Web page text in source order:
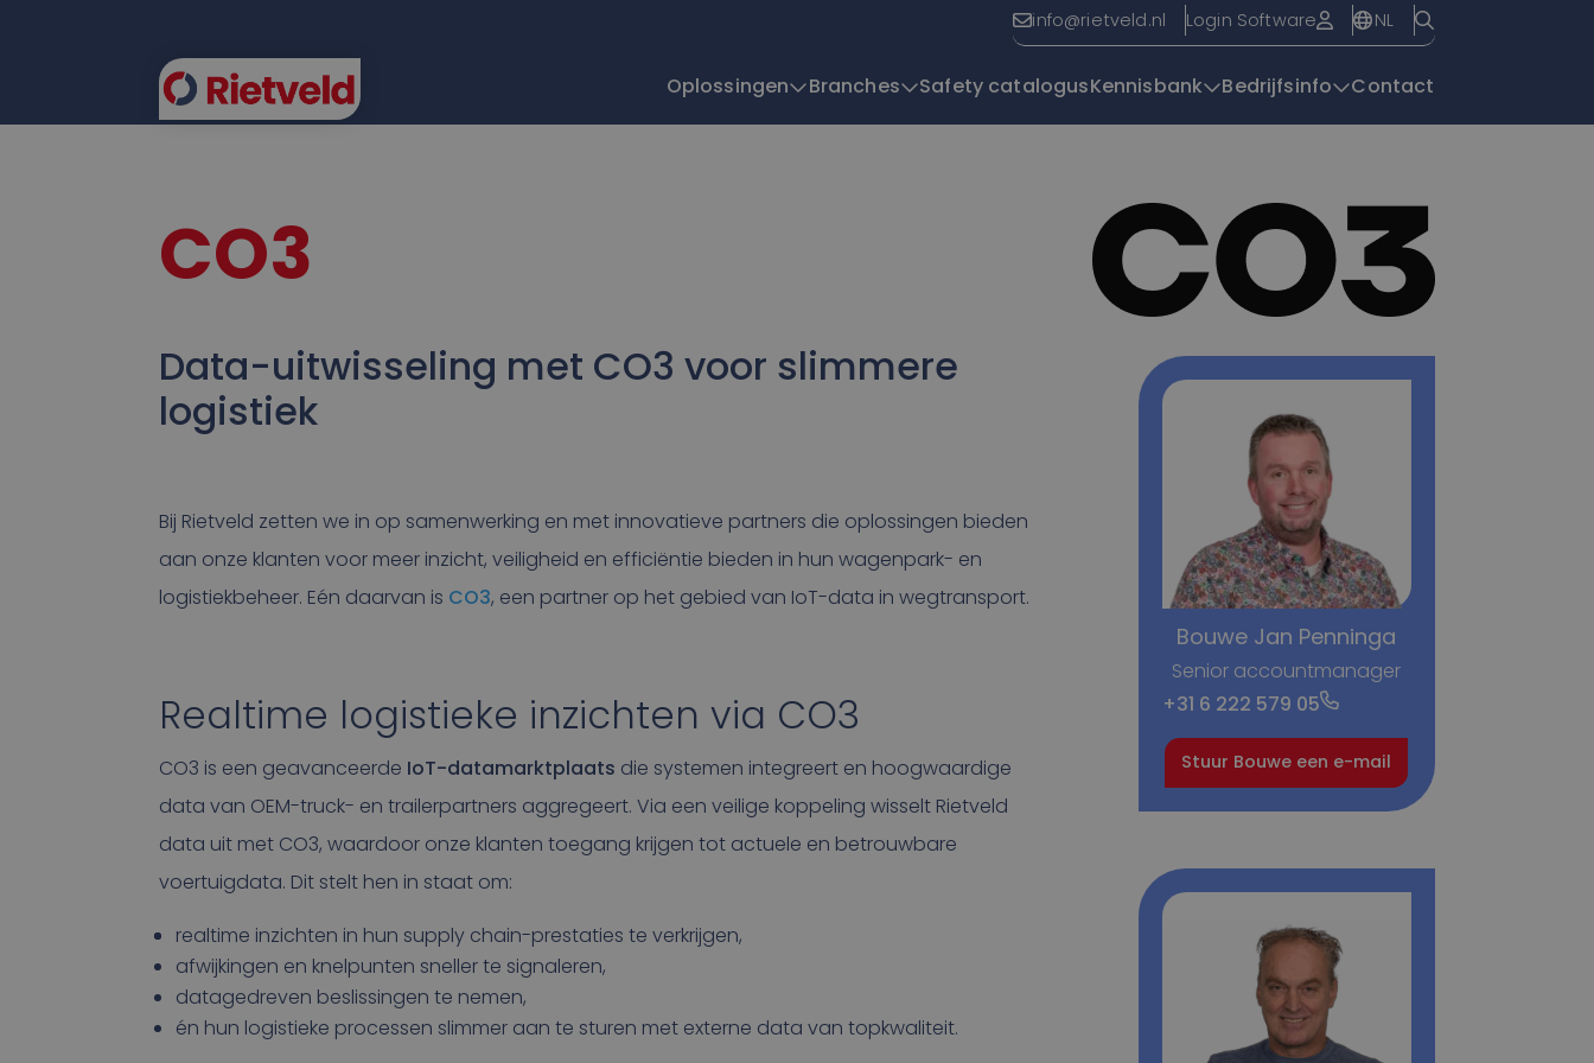
info@rietveld.nl Login Software NL
Oplossingen Branches Safety catalogusKennisbank Bedrijfsinfo Contact
CO3
Data-uitwisseling met CO3 voor slimmere
logistiek
Bij Rietveld zetten we in op samenwerking en met innovatieve partners die oplossingen bieden
aan onze klanten voor meer inzicht, veiligheid en efficiëntie bieden in hun wagenpark- en
logistiekbeheer. Eén daarvan is CO3, een partner op het gebied van IoT-data in wegtransport.
Realtime logistieke inzichten via CO3
CO3 is een geavanceerde IoT-datamarktplaats die systemen integreert en hoogwaardige
data van OEM-truck- en trailerpartners aggregeert. Via een veilige koppeling wisselt Rietveld
data uit met CO3, waardoor onze klanten toegang krijgen tot actuele en betrouwbare
voertuigdata. Dit stelt hen in staat om:
realtime inzichten in hun supply chain-prestaties te verkrijgen,
afwijkingen en knelpunten sneller te signaleren,
datagedreven beslissingen te nemen,
én hun logistieke processen slimmer aan te sturen met externe data van topkwaliteit.
Bouwe Jan Penninga
Senior accountmanager
+31 6 222 579 05
Stuur Bouwe een e-mail